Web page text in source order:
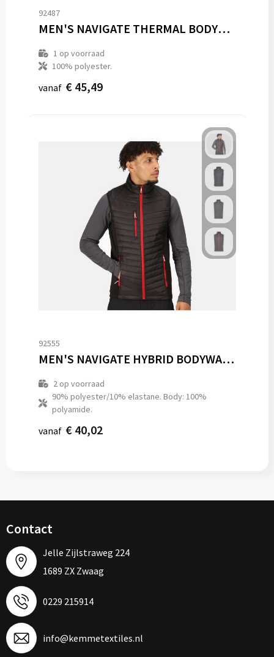
92487
MEN'S NAVIGATE THERMAL BODYWARMER
1 op voorraad
100% polyester.
vanaf € 45,49
92555
MEN'S NAVIGATE HYBRID BODYWARMER
2op voorraad
90% polyester/10% elastane. Body: 100%
polyamide.
vanaf € 40,02
Contact
Jelle Zijlstraweg 224
1689 ZX Zwaag
0229 215914
info@kemmetextiles.nl